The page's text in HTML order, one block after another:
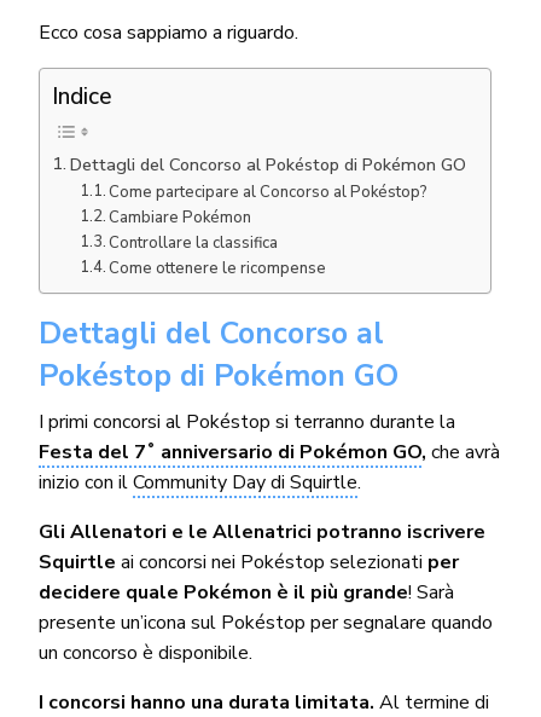
Ecco cosa sappiamo a riguardo.
Indice
Dettagli del Concorso al Pokéstop di Pokémon GO
Come partecipare al Concorso al Pokéstop?
Cambiare Pokémon
Controllare la classifica
Come ottenere le ricompense
Dettagli del Concorso al
Pokéstop di Pokémon GO
I primi concorsi al Pokéstop si terranno durante la
Festa del 7˚ anniversario di Pokémon GO, che avrà
inizio con ilCommunity Day di Squirtle.
Gli Allenatori e le Allenatrici potranno iscrivere
Squirtle ai concorsi nei Pokéstop selezionati per
decidere quale Pokémon è il più grande! Sarà
presente un’icona sul Pokéstop per segnalare quando
un concorso è disponibile.
I concorsi hanno una durata limitata. Al termine di